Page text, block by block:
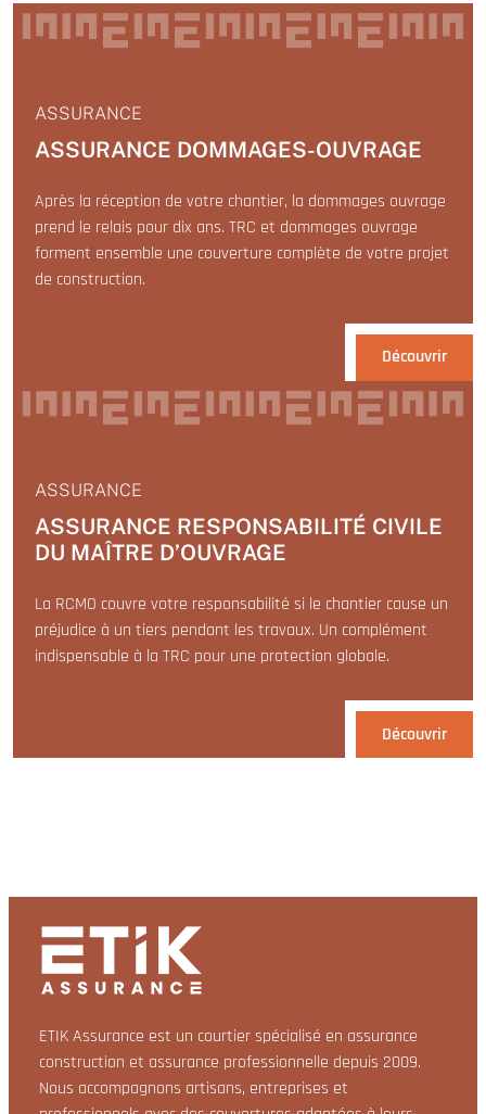
ASSURANCE
ASSURANCE DOMMAGES-OUVRAGE
Après la réception de votre chantier, la dommages ouvrage
prend le relais pour dix ans. TRC et dommages ouvrage
forment ensemble une couverture complète de votre projet
de construction.
Découvrir
ASSURANCE
ASSURANCE RESPONSABILITÉ CIVILE
DU MAÎTRE D’OUVRAGE
La RCMO couvre votre responsabilité si le chantier cause un
préjudice à un tiers pendant les travaux. Un complément
indispensable à la TRC pour une protection globale.
Découvrir
ETIK Assurance est un courtier spécialisé en assurance
construction et assurance professionnelle depuis 2009.
Nous accompagnons artisans, entreprises et